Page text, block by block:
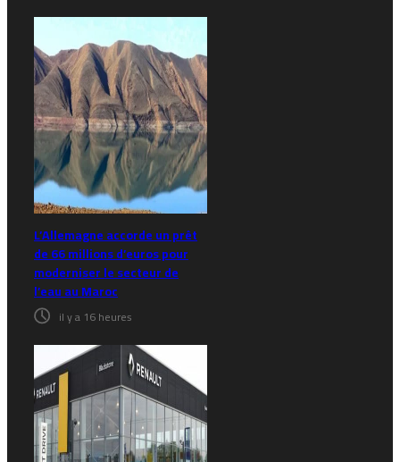
L’Allemagne accorde un prêt
de 66 millions d’euros pour
moderniser le secteur de
l’eau au Maroc
il y a 16 heures